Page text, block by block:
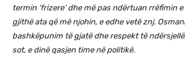
termin ‘frizere’ dhe më pas ndërtuan rrëfimin
gjithë ata që më njohin, e edhe vetë znj.
bashkëpunim të gjatë dhe respekt të
sot, e dinë qasjen time në politikë.